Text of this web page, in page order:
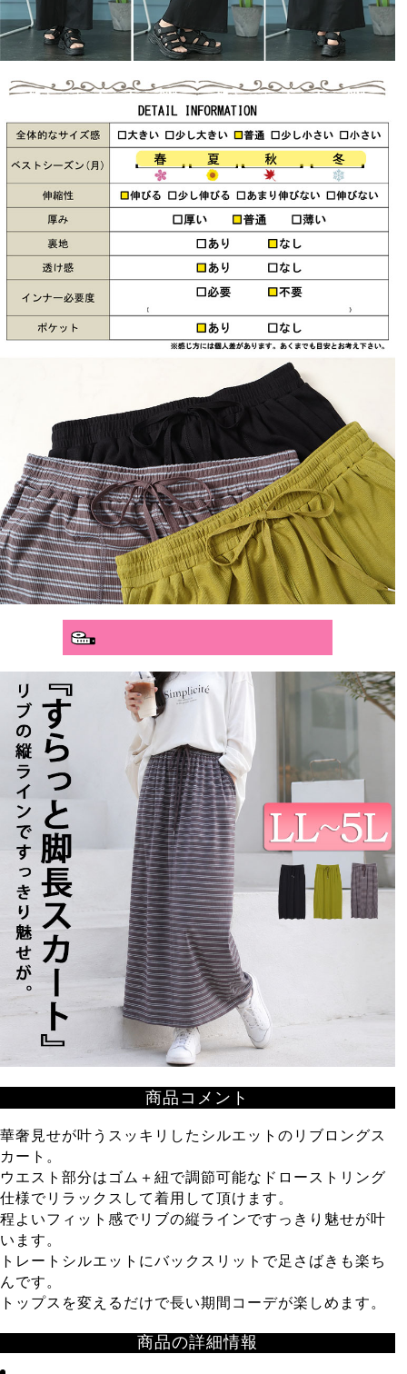
商品コメント
華奢見せが叶うスッキリしたシルエットのリブロングス
カート。
ウエスト部分はゴム＋紐で調節可能なドローストリング
仕様でリラックスして着用して頂けます。
程よいフィット感でリブの縦ラインですっきり魅せが叶
います。
トレートシルエットにバックスリットで足さばきも楽ち
んです。
トップスを変えるだけで長い期間コーデが楽しめます。
商品の詳細情報